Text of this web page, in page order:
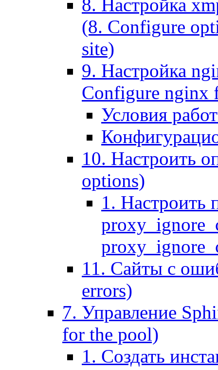
8. Настройка
(8. Configure
site)
9. Настройка
Configure nginx
Условия
10. Настроить
options)
1. Настроить
11. Сайты с
errors)
7. Управление
for the pool)
1. Создать